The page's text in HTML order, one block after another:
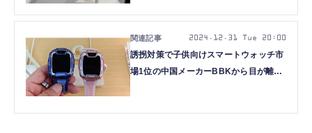
誘拐対策で子供向けスマートウォッチ市
場1位の中国メーカーBBKから目が離せ
2024.12.31 Tue 20:00